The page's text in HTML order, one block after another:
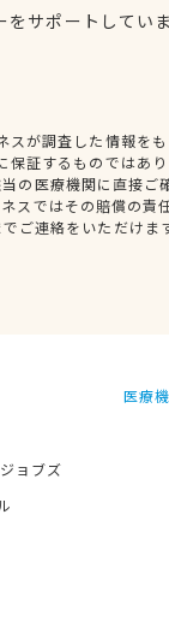
をサポートしてい
スが調査した情報を
保証するものではあ
の医療機関に直接ご
スではその賠償の責
ご連絡をいただけま
ョブズ
医療